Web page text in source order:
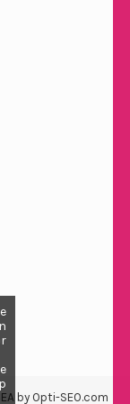
by Opti-SEO.com